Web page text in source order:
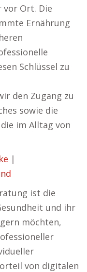
vor Ort. Die
Ernährung
Schlüssel zu
den Zugang zu
sowie die
im Alltag von
|
ist die
und ihr
möchten,
von digitalen